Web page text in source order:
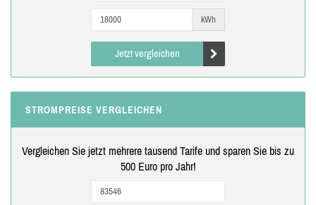
kWh
Jetzt vergleichen
STROMPREISE VERGLEICHEN
Vergleichen Sie jetzt mehrere tausend Tarife und sparen Sie bis zu
500 Euro pro Jahr!